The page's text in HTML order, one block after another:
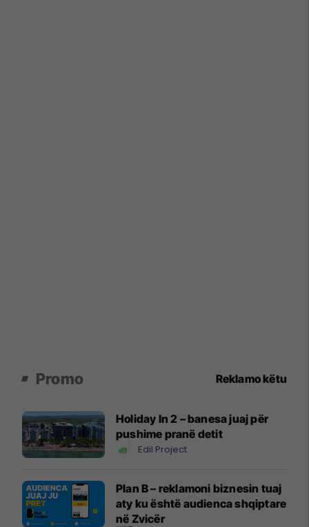
Promo Reklamo këtu
Holiday In 2 – banesa juaj për
pushime pranë detit
Edil Project
Plan B – reklamoni biznesin tuaj
aty ku është audienca shqiptare
në Zvicër